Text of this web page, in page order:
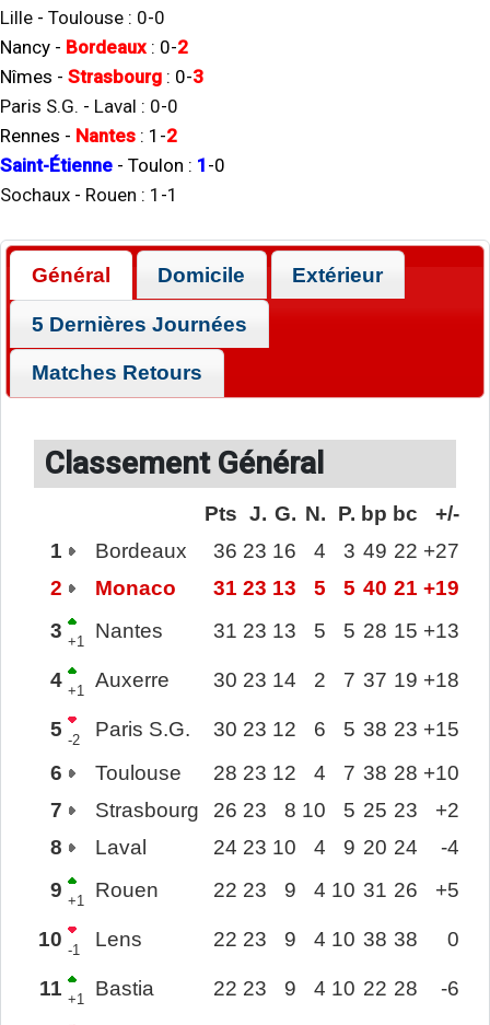
Lille - Toulouse : 0-0
Nancy - Bordeaux : 0-2
Nîmes - Strasbourg : 0-3
Paris S.G. - Laval : 0-0
Rennes - Nantes : 1 -2
Saint-Étienne - Toulon : 1 -0
Sochaux - Rouen : 1 -1
Général Domicile Extérieur
5 Dernières Journées
Matches Retours
Classement Général
Pts J. G. N. P. bp bc
+/-
1
Bordeaux 36 23 16 4 3 49 22 +27
2
Monaco 31 23 13 5 5 40 21 +19
3 +1 Nantes 31 23 13 5 5 28 15 +13
4 +1 Auxerre 30 23 14 2 7 37 19 +18
5 -2 Paris S.G. 30 23 12 6 5 38 23 +15
6
Toulouse 28 23 12 4 7 38 28 +10
7
Strasbourg 26 23 8 10 5 25 23
+2
8
Laval 24 23 10 4 9 20 24
-4
9 +1 Rouen 22 23 9 4 10 31 26 +5
10 -1 Lens 22 23 9 4 10 38 38 0
11 +1 Bastia 22 23 9 4 10 22 28 -6